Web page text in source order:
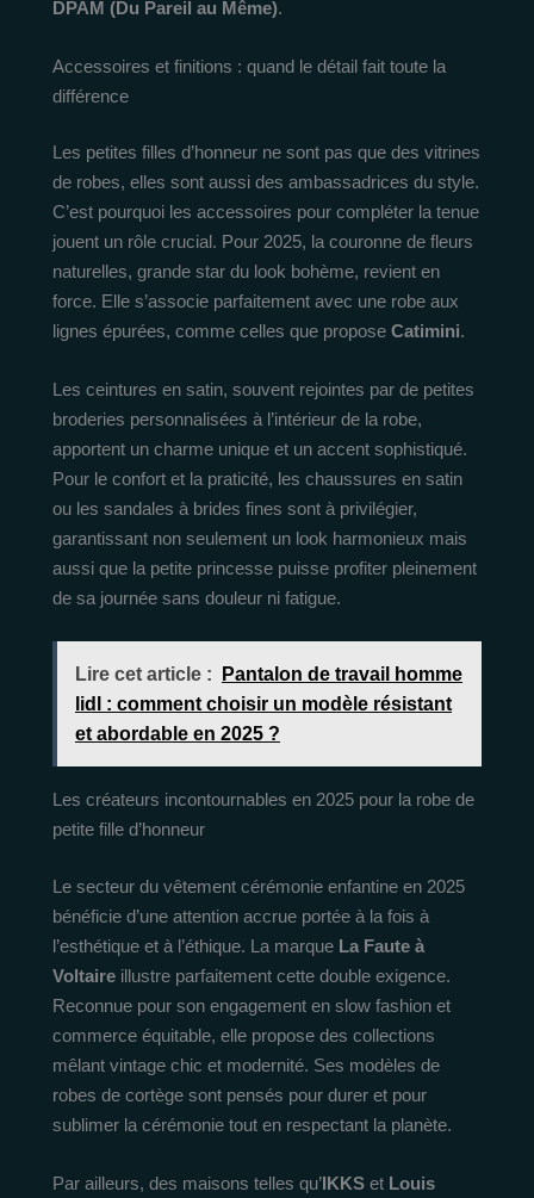
DPAM (Du Pareil au Même).
Accessoires et finitions : quand le détail fait toute la
différence
Les petites filles d’honneur ne sont pas que des vitrines
de robes, elles sont aussi des ambassadrices du style.
C’est pourquoi les accessoires pour compléter la tenue
jouent un rôle crucial. Pour 2025, la couronne de fleurs
naturelles, grande star du look bohème, revient en
force. Elle s’associe parfaitement avec une robe aux
lignes épurées, comme celles que propose Catimini.
Les ceintures en satin, souvent rejointes par de petites
broderies personnalisées à l’intérieur de la robe,
apportent un charme unique et un accent sophistiqué.
Pour le confort et la praticité, les chaussures en satin
ou les sandales à brides fines sont à privilégier,
garantissant non seulement un look harmonieux mais
aussi que la petite princesse puisse profiter pleinement
de sa journée sans douleur ni fatigue.
Lire cet article :
Pantalon de travail homme
lidl : comment choisir un modèle résistant
et abordable en 2025 ?
Les créateurs incontournables en 2025 pour la robe de
petite fille d’honneur
Le secteur du vêtement cérémonie enfantine en 2025
bénéficie d’une attention accrue portée à la fois à
l’esthétique et à l’éthique. La marque La Faute à
Voltaire illustre parfaitement cette double exigence.
Reconnue pour son engagement en slow fashion et
commerce équitable, elle propose des collections
mêlant vintage chic et modernité. Ses modèles de
robes de cortège sont pensés pour durer et pour
sublimer la cérémonie tout en respectant la planète.
Par ailleurs, des maisons telles qu’IKKS et Louis